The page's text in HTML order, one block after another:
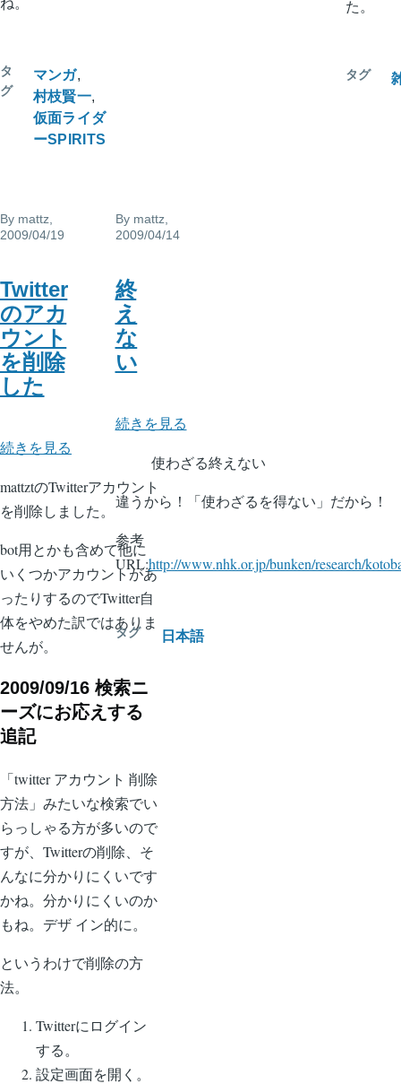
タ
グ
マンガ
村枝賢一
仮面ライダ
ーSPIRITS
た。
タグ
By mattz
2009/04/19
Twitter
のアカ
ウント
を削除
した
Twitter
ア
カ
ウ
ン
を
削
し
た
の
続きを見る
mattztのTwitterアカウント
を削除しました。
bot用とかも含めて他に
いくつかアカウントがあ
ったりするのでTwitter自
体をやめた訳ではありま
せんが。
2009/09/16 検索ニ
ーズにお応えする
追記
「twitter アカウント 削除
方法」みたいな検索でい
らっしゃる方が多いので
すが、Twitterの削除、そ
んなに分かりにくいです
かね。分かりにくいのか
もね。デザ イン的に。
というわけで削除の方
法。
Twitterにログイン
する。
設定画面を開く。
By mattz,
2009/04/14
終
え
な
い
終
い
続きを見る
使わざる終えない
違うから！「使わざるを得ない」だから！
参考
URL:http://www.nhk.or.jp/bunken/research/
タグ 日本語